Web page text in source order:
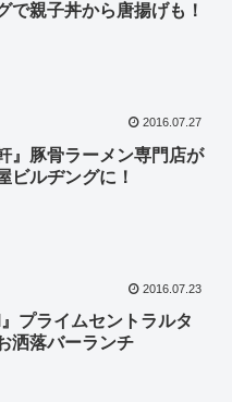
で親子丼から唐揚げも！
2016.07.27
』豚骨ラーメン専門店が
ビルヂングに！
2016.07.23
』プライムセントラルタ
洒落バーランチ